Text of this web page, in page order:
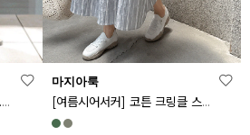
매직스판 두기장 쿨 스커트(숏.기본ver)
마지아룩
[여름시어서커] 코튼 크링클 스트라이프 원피스